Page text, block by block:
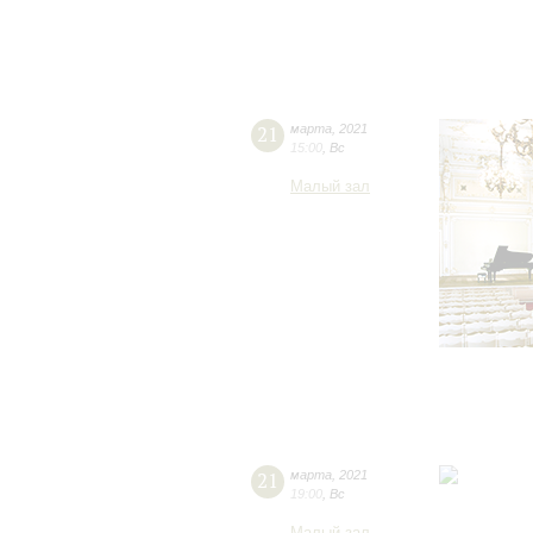
21 марта
2021
15:00 Вс
Малый зал
21 марта
2021
19:00 Вс